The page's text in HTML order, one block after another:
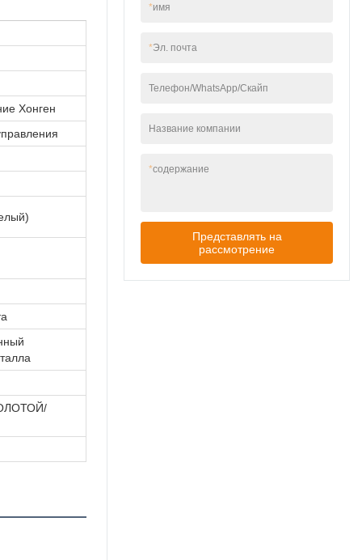
Хонген
Lights.
*имя
*Эл. почта
Телефон/WhatsApp/Скайп
Название компании
*содержание
Представлять на
рассмотрение